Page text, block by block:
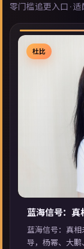
零门槛追更入口 ·
杜比
蓝海信号：真
蓝海信号：真
导，杨幂、大